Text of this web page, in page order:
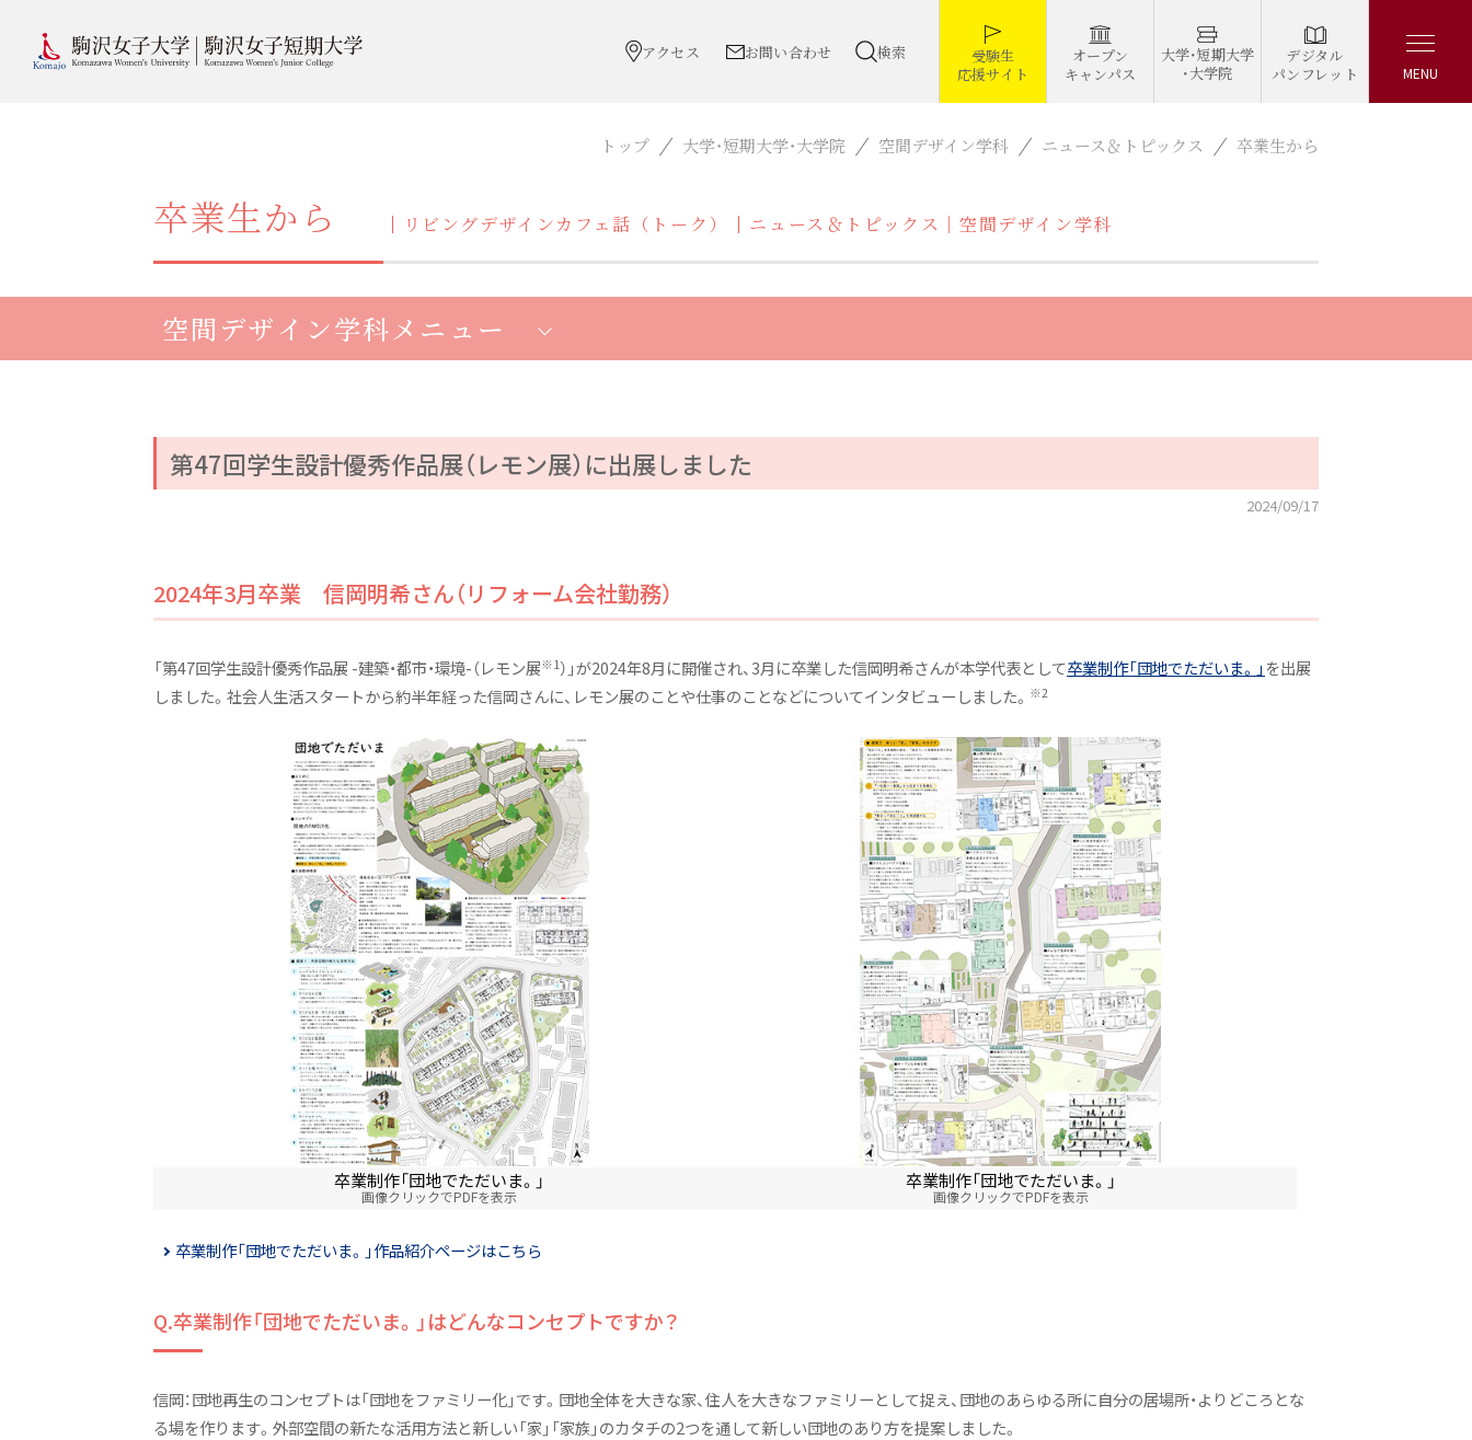
アクセス お問い合わせ 検索
受験生
応援サイト
オープン
キャンパス
大学・短期大学
・大学院
デジタル
パンフレット
MENU
トップ 大学・短期大学・大学院 空間デザイン学科 ニュース＆トピックス 卒業生から
卒業生から リビングデザインカフェ話（トーク） ニュース＆トピックス｜空間デザイン学科
第47回学生設計優秀作品展（レモン展）に出展しました
2024/09/17
2024年3月卒業 信岡明希さん（リフォーム会社勤務）
「第47回学生設計優秀作品展 -建築・都市・環境-（レモン展※1）」が2024年8月に開催され、3月に卒業した信岡明希さんが本学代表として卒業制作「団地でただいま。」 を出展
しました。社会人生活スタートから約半年経った信岡さんに、レモン展のことや仕事のことなどについてインタビューしました。 ※2
卒業制作「団地でただいま。」
画像クリックでPDFを表示
卒業制作「団地でただいま。」
画像クリックでPDFを表示
卒業制作「団地でただいま。」作品紹介ページはこちら
Q.卒業制作「団地でただいま。」はどんなコンセプトですか？
信岡：団地再生のコンセプトは「団地をファミリー化」です。団地全体を大きな家、住人を大きなファミリーとして捉え、団地のあらゆる所に自分の居場所・よりどころとな
る場を作ります。外部空間の新たな活用方法と新しい「家」「家族」のカタチの2つを通して新しい団地のあり方を提案しました。
空間デザイン学科メニュー
資格と就職
オープンキャンパス2025
インテリアデザインコース
カリキュラム
卒業研究展2026
卒業制作展2025
令和6年度（2024年度）以前入学者 住空間デザイン学類
ニュース&トピックス
空間デザイン学科NEWS
リビングデザインカフェ話
ニュース&トピックス：アーカイブ